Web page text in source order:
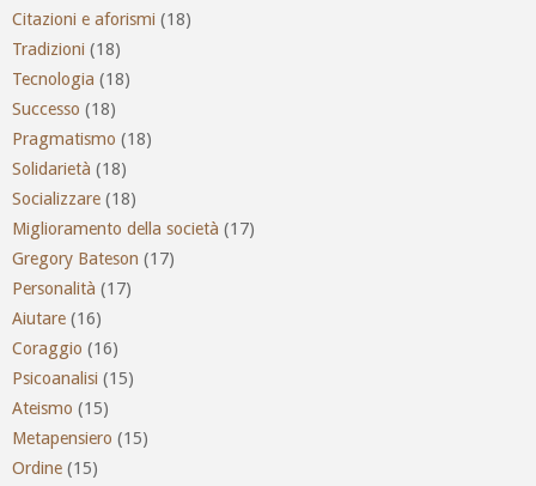
Citazioni e aforismi (18)
Tradizioni (18)
Tecnologia (18)
Successo (18)
Pragmatismo (18)
Solidarietà (18)
Socializzare (18)
Miglioramento della società (17)
Gregory Bateson (17)
Personalità (17)
Aiutare (16)
Coraggio (16)
Psicoanalisi (15)
Ateismo (15)
Metapensiero (15)
Ordine (15)